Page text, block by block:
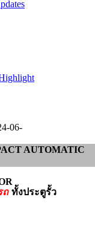
06-
AUTOMATIC
ถทั้งประตูรั้ว